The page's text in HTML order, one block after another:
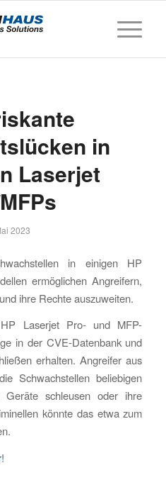
in
Laserjet
2023
in einigen HP
ermöglichen Angreifern,
ihre Rechte auszuweiten.
Laserjet Pro- und MFP-
in der CVE-Datenbank und
erhalten. Angreifer aus
Schwachstellen beliebigen
schleusen oder ihre
könnte das etwa zum
!